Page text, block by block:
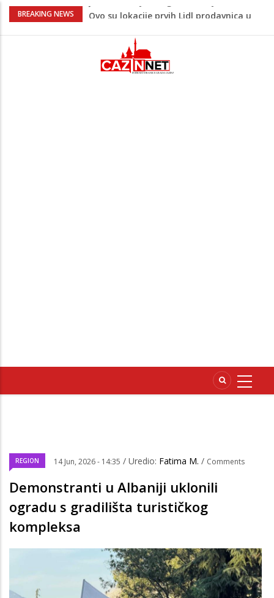
BREAKING NEWS
Na Ahiret preselio ŠUPUK (Refik) ŠEFIK
obilježavanja godišnjice: "Doživjela sam
poniženje na mjestu gdje se odaje
počast mom sinu"
REGION 14 Jun, 2026 - 14:35 / Uredio: Fatima M. / Comments
Demonstranti u Albaniji uklonili
ogradu s gradilišta turističkog
kompleksa